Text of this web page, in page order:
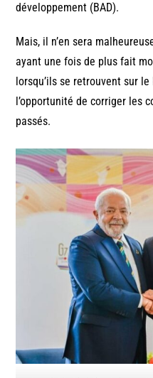
développement (BAD).
Mais, il n’en sera
ayant une fois de plus fait
lorsqu’ils se retrouvent sur
l’opportunité de corriger les
passés.